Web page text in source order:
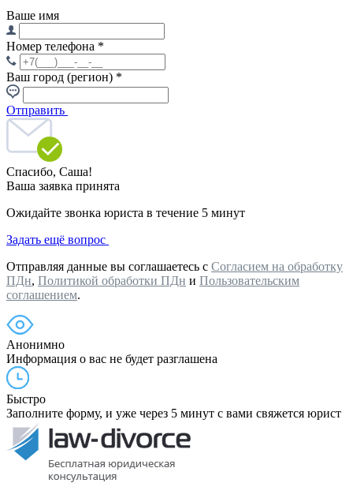
Ваше имя
Номер телефона *
Ваш город (регион) *
Отправить
Спасибо, Саша!
Ваша заявка принята
Ожидайте звонка юриста в течение 5 минут
Задать ещё вопрос
Отправляя данные вы соглашаетесь с Согласием на обработку
ПДн, Политикой обработки ПДн и Пользовательским
соглашением.
Анонимно
Информация о вас не будет разглашена
Быстро
Заполните форму, и уже через 5 минут с вами свяжется юрист